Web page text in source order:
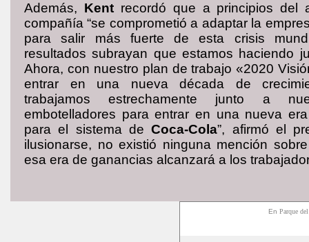
Además, Kentrecordó que a principios del
compañía “se comprometió a adaptar la
para salir más fuerte de esta crisis
resultados subrayan que estamos haciendo
Ahora, con nuestro plan de trabajo «2020
entrar en una nueva década de
trabajamos estrechamente junto a
embotelladores para entrar en una nueva
para el sistema deCoca-Cola”, afirmó el
ilusionarse, no existió ninguna mención
esa era de ganancias alcanzará a los
En Parque